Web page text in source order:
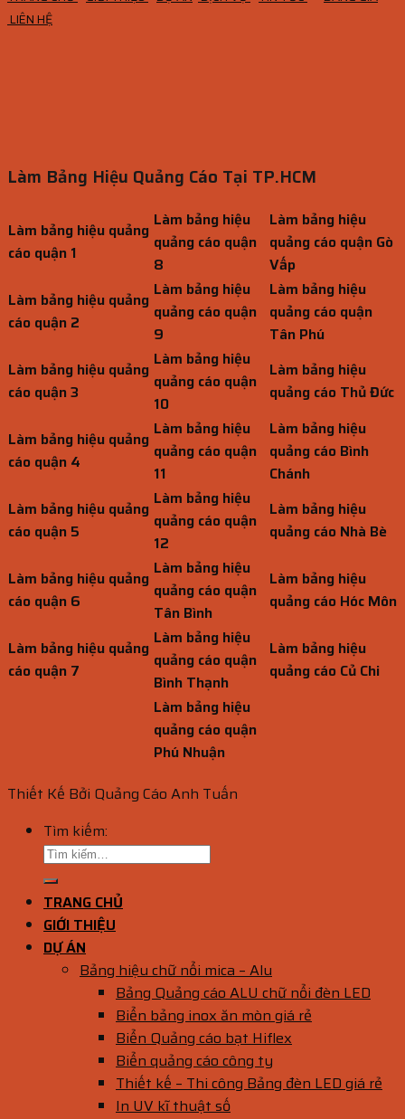
LIÊN HỆ
Làm Bảng Hiệu Quảng Cáo Tại TP.HCM
Làm bảng hiệu quảng
cáo quận 1
Làm bảng hiệu
quảng cáo quận
8
Làm bảng hiệu
quảng cáo quận Gò
Vấp
Làm bảng hiệu quảng
cáo quận 2
Làm bảng hiệu
quảng cáo quận
9
Làm bảng hiệu
quảng cáo quận
Tân Phú
Làm bảng hiệu quảng
cáo quận 3
Làm bảng hiệu
quảng cáo quận
10
Làm bảng hiệu
quảng cáo Thủ Đức
Làm bảng hiệu quảng
cáo quận 4
Làm bảng hiệu
quảng cáo quận
11
Làm bảng hiệu
quảng cáo Bình
Chánh
Làm bảng hiệu quảng
cáo quận 5
Làm bảng hiệu
quảng cáo quận
12
Làm bảng hiệu
quảng cáo Nhà Bè
Làm bảng hiệu quảng
cáo quận 6
Làm bảng hiệu
quảng cáo quận
Tân Bình
Làm bảng hiệu
quảng cáo Hóc Môn
Làm bảng hiệu quảng
cáo quận 7
Làm bảng hiệu
quảng cáo quận
Bình Thạnh
Làm bảng hiệu
quảng cáo Củ Chi
Làm bảng hiệu
quảng cáo quận
Phú Nhuận
Thiết Kế Bởi Quảng Cáo Anh Tuấn
Tìm kiếm:
TRANG CHỦ
GIỚI THIỆU
DỰ ÁN
Bảng hiệu chữ nổi mica – Alu
Bảng Quảng cáo ALU chữ nổi đèn LED
Biển bảng inox ăn mòn giá rẻ
Biển Quảng cáo bạt Hiflex
Biển quảng cáo công ty
Thiết kế – Thi công Bảng đèn LED giá rẻ
In UV kĩ thuật số